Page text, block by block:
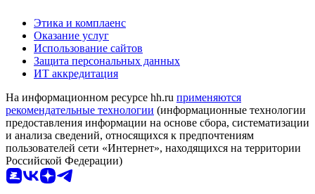
Этика и комплаенс
Оказание услуг
Использование сайтов
Защита персональных данных
ИТ аккредитация
На информационном ресурсе hh.ru применяются
рекомендательные технологии (информационные технологии
предоставления информации на основе сбора, систематизации
и анализа сведений, относящихся к предпочтениям
пользователей сети «Интернет», находящихся на территории
Российской Федерации)